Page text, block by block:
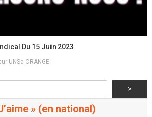
Du 15 Juin 2023
UNSa ORANGE
>
» (en national)